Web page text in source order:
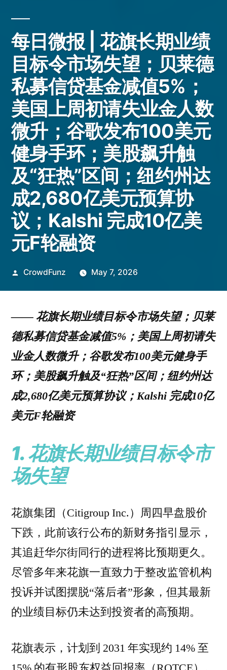
每日微报 | 花旗长期业绩
目标令市场失望；贝莱德
私募信贷基金减值5%；
美国上周初请失业金人数
微升；谷歌发布100美元
健身手环；美股飙升触
及“狂热”区间；纽约州达
成2,680亿美元预算协
议；Kalshi 完成10亿美
元F轮融资
Posted
CrowdFunz May 7, 2026
——花旗长期业绩目标令市场失望；贝莱
德私募信贷基金减值5%；美国上周初请失
业金人数微升；谷歌发布100美元健身手
环；美股飙升触及“狂热”区间；纽约州达
成2,680亿美元预算协议；Kalshi 完成10亿
美元F轮融资
1.花旗长期业绩目标令市
场失望
花旗集团（Citigroup Inc.）周四早盘股价
下跌，此前该行公布的新财务指引显示，
其追赶华尔街同行的进程将比预期更久。
尽管多年来花旗一直致力于整改监管机构
投诉并试图摆脱“落后者”形象，但其最新
的业绩目标仍未达到投资者的高预期。
花旗表示，计划到 2031 年实现约 14% 至